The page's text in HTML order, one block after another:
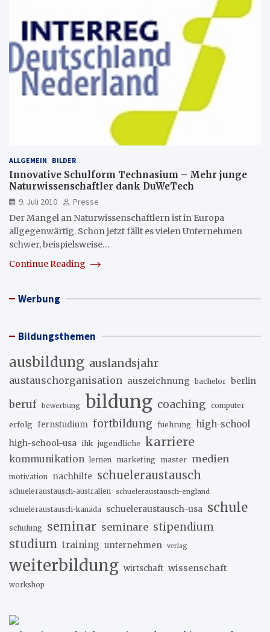
ALLGEMEIN BILDER
Innovative Schulform Technasium – Mehr junge
Naturwissenschaftler dank DuWeTech
9. Juli 2010
Presse
Der Mangel an Naturwissenschaftlern ist in Europa
allgegenwärtig. Schon jetzt fällt es vielen Unternehmen
schwer, beispielsweise…
Continue Reading
Werbung
Bildungsthemen
ausbildung auslandsjahr
austauschorganisation auszeichnung bachelor berlin
beruf bewerbung bildung coaching computer
erfolg fernstudium fortbildung fuehrung high-school
high-school-usa ihk jugendliche karriere
kommunikation lernen marketing master medien
motivation nachhilfe schueleraustausch
schueleraustausch-australien schueleraustausch-england
schueleraustausch-kanada schueleraustausch-usa schule
schulung seminar seminare stipendium
studium training unternehmen verlag
weiterbildung wirtschaft wissenschaft
workshop